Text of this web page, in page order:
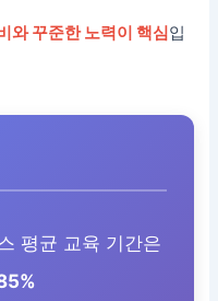
와 꾸준한 노력이 핵심입
평균 교육 기간은